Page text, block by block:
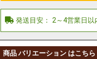
商品 バリエーション はこちら